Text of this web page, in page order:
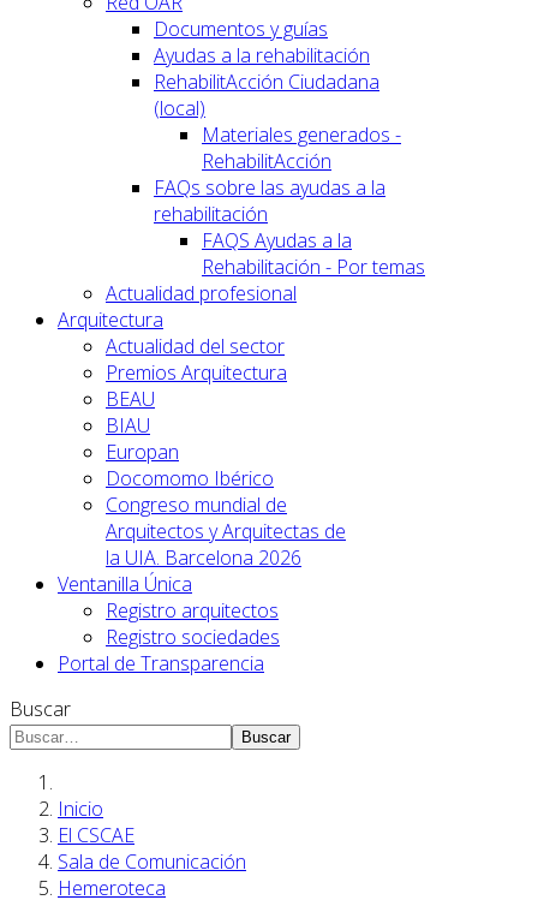
Documentos y guías
Ayudas a la rehabilitación
RehabilitAcción Ciudadana
(local)
Materiales generados -
RehabilitAcción
FAQs sobre las ayudas a la
rehabilitación
FAQS Ayudas a la
Rehabilitación - Por temas
Actualidad profesional
Arquitectura
Actualidad del sector
Premios Arquitectura
BEAU
BIAU
Europan
Docomomo Ibérico
Congreso mundial de
Arquitectos y Arquitectas de
la UIA. Barcelona 2026
Ventanilla Única
Registro arquitectos
Registro sociedades
Portal de Transparencia
Buscar
Buscar
Inicio
El CSCAE
Sala de Comunicación
Hemeroteca